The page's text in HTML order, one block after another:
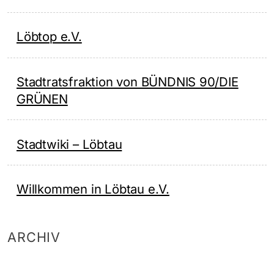
Löbtop e.V.
Stadtratsfraktion von BÜNDNIS 90/DIE
GRÜNEN
Stadtwiki – Löbtau
Willkommen in Löbtau e.V.
ARCHIV